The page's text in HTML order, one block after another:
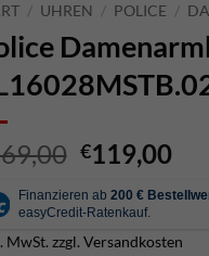
/ UHREN / POLICE /
war:
€169,00
€119,00
ist:
MwSt. zzgl. Versandkosten